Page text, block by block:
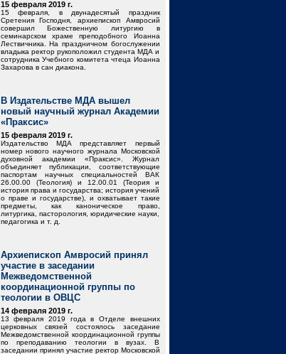
15 февраля 2019 г.
15 февраля, в двунадесятый праздник
Сретения Господня, архиепископ Амвросий
совершил Божественную литургию в
семинарском храме преподобного Иоанна
Лествичника. На праздничном богослужении
владыка ректор рукоположил студента МДА и
сотрудника Учебного комитета чтеца Иоанна
Захарова в сан диакона.
В Издательстве МДА вышел
новый научный журнал Академии
«Праксис»
15 февраля 2019 г.
Издательство МДА представляет первый
номер нового научного журнала Московской
духовной академии «Праксис». Журнал
объединяет публикации, соответствующие
паспортам научных специальностей ВАК
26.00.00 (Теология) и 12.00.01 (Теория и
история права и государства; история учений
о праве и государстве), и охватывает такие
предметы, как каноническое право,
литургика, пасторология, юридические науки,
педагогика и т. д.
Архиепископ Амвросий принял
участие в заседании
Межведомственной
координационной группы по
теологии в ОВЦС
14 февраля 2019 г.
13 февраля 2019 года в Отделе внешних
церковных связей состоялось заседание
Межведомственной координационной группы
по преподаванию теологии в вузах. В
заседании принял участие ректор Московской